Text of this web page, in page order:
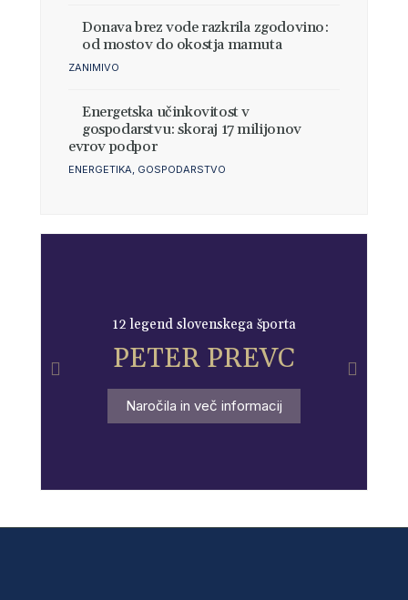
Donava brez vode razkrila zgodovino:
od mostov do okostja mamuta
ZANIMIVO
Energetska učinkovitost v
gospodarstvu: skoraj 17 milijonov
evrov podpor
ENERGETIKA, GOSPODARSTVO
12 legend slovenskega športa
PETER PREVC
Naročila in več informacij